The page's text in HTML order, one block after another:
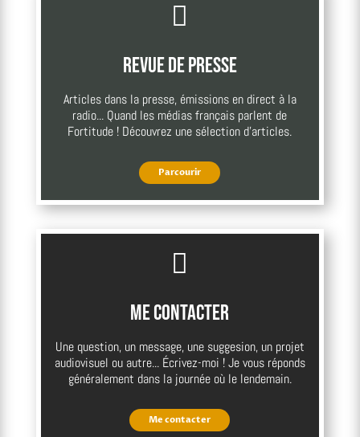

Revue de presse
Articles dans la presse, émissions en direct à la
radio... Quand les médias français parlent de
Fortitude ! Découvrez une sélection d'articles.
Parcourir

Me contacter
Une question, un message, une suggesion, un projet
audiovisuel ou autre... Écrivez-moi ! Je vous réponds
généralement dans la journée où le lendemain.
Me contacter